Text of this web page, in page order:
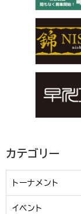
カテゴリー
トーナメント
イベント